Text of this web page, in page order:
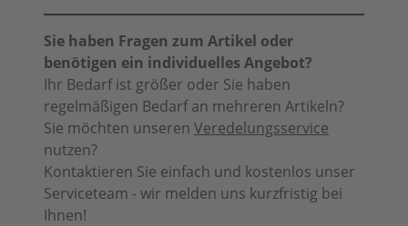
Sie haben Fragen zum Artikel oder
benötigen ein individuelles Angebot?
Ihr Bedarf ist größer oder Sie haben
regelmäßigen Bedarf an mehreren Artikeln?
Sie möchten unseren Veredelungsservice
nutzen?
Kontaktieren Sie einfach und kostenlos unser
Serviceteam - wir melden uns kurzfristig bei
Ihnen!